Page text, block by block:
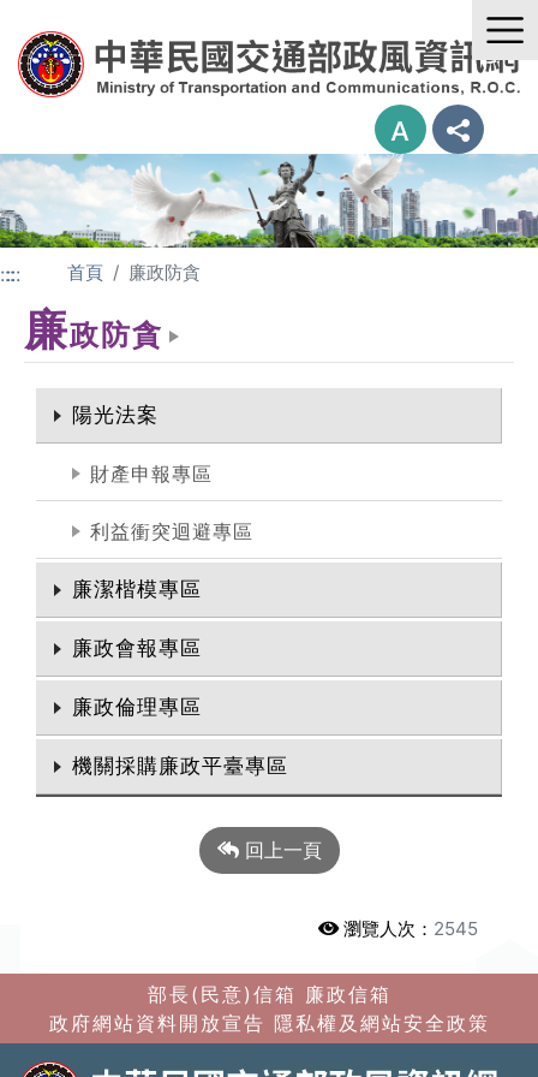
:::::: 首頁 廉政防貪
廉政防貪
陽光法案
財產申報專區
利益衝突迴避專區
廉潔楷模專區
廉政會報專區
廉政倫理專區
機關採購廉政平臺專區
回上一頁
瀏覽人次： 2545
部長(民意)信箱 廉政信箱
政府網站資料開放宣告 隱私權及網站安全政策